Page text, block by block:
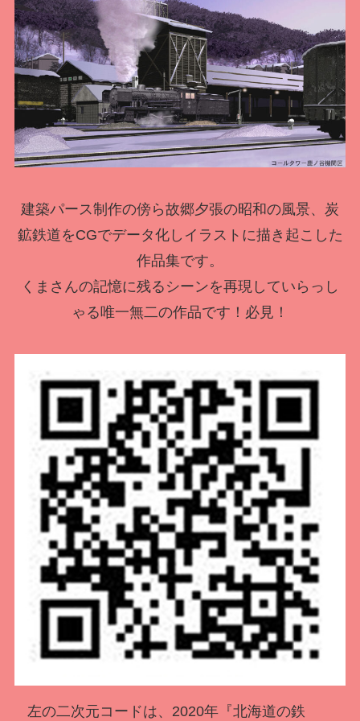
建築パース制作の傍ら故郷夕張の昭和の風景、炭
鉱鉄道をCGでデータ化しイラストに描き起こした
作品集です。
くまさんの記憶に残るシーンを再現していらっし
ゃる唯一無二の作品です！必見！
左の二次元コードは、2020年『北海道の鉄